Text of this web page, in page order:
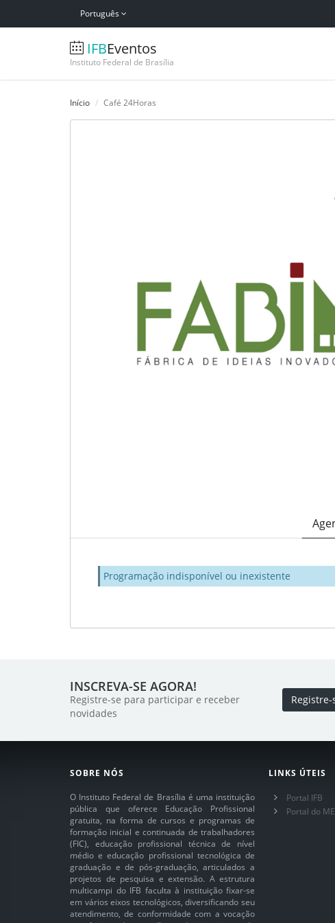
Português
IFBEventos
Instituto Federal de Brasília
Início Café 24Horas
Programação indisponível ou inexistente
INSCREVA-SE AGORA!
Registre-se para participar e receber
novidades
Registre-
SOBRE NÓS
O Instituto Federal de Brasília é uma instituição
pública que oferece Educação Profissional
gratuita, na forma de cursos e programas de
formação inicial e continuada de trabalhadores
(FIC), educação profissional técnica de nível
médio e educação profissional tecnológica de
graduação e de pós-graduação, articulados a
projetos de pesquisa e extensão. A estrutura
multicampi do IFB faculta à instituição fixar-se
em vários eixos tecnológicos, diversificando seu
atendimento, de conformidade com a vocação
LINKS ÚTEIS
Portal IFB
Portal do